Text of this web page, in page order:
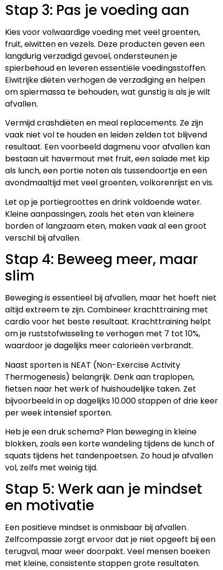
Stap 3: Pas je voeding aan
Kies voor volwaardige voeding met veel groenten,
fruit, eiwitten en vezels. Deze producten geven een
langdurig verzadigd gevoel, ondersteunen je
spierbehoud en leveren essentiële voedingsstoffen.
Eiwitrijke diëten verhogen de verzadiging en helpen
om spiermassa te behouden, wat gunstig is als je wilt
afvallen.
Vermijd crashdiëten en meal replacements. Ze zijn
vaak niet vol te houden en leiden zelden tot blijvend
resultaat. Een voorbeeld dagmenu voor afvallen kan
bestaan uit havermout met fruit, een salade met kip
als lunch, een portie noten als tussendoortje en een
avondmaaltijd met veel groenten, volkorenrijst en vis.
Let op je portiegroottes en drink voldoende water.
Kleine aanpassingen, zoals het eten van kleinere
borden of langzaam eten, maken vaak al een groot
verschil bij afvallen.
Stap 4: Beweeg meer, maar
slim
Beweging is essentieel bij afvallen, maar het hoeft niet
altijd extreem te zijn. Combineer krachttraining met
cardio voor het beste resultaat. Krachttraining helpt
om je ruststofwisseling te verhogen met 7 tot 10%,
waardoor je dagelijks meer calorieën verbrandt.
Naast sporten is NEAT (Non-Exercise Activity
Thermogenesis) belangrijk. Denk aan traplopen,
fietsen naar het werk of huishoudelijke taken. Zet
bijvoorbeeld in op dagelijks 10.000 stappen of drie keer
per week intensief sporten.
Heb je een druk schema? Plan beweging in kleine
blokken, zoals een korte wandeling tijdens de lunch of
squats tijdens het tandenpoetsen. Zo houd je afvallen
vol, zelfs met weinig tijd.
Stap 5: Werk aan je mindset
en motivatie
Een positieve mindset is onmisbaar bij afvallen.
Zelfcompassie zorgt ervoor dat je niet opgeeft bij een
terugval, maar weer doorpakt. Veel mensen boeken
met kleine, consistente stappen grote resultaten.